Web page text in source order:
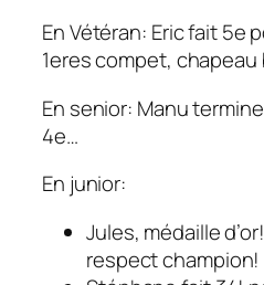
En Vétéran: Eric fait 5e
1eres compet, chapeau
En senior: Manu
4e…
En junior:
Jules, médaille
respect champion!